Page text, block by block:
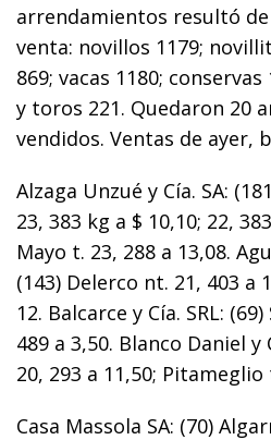
arrendamientos resultó de
venta: novillos 1179;
869; vacas 1180;
y toros 221. Quedaron 20
vendidos. Ventas de ayer,
Alzaga Unzué y Cía. SA:
23, 383 kg a $ 10,10; 22,
Mayo t. 23, 288 a 13,08.
(143) Delerco nt. 21, 403 a
12. Balcarce y Cía. SRL:
489 a 3,50. Blanco Daniel y
20, 293 a 11,50; Pitameglio
Casa Massola SA: (70)